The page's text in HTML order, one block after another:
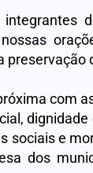
preservação
com
dignidade
e
dos